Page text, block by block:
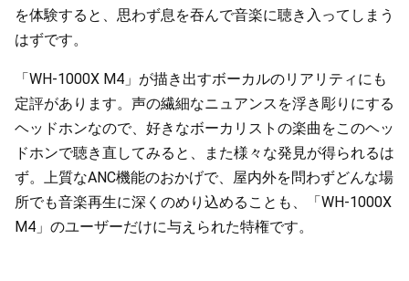
を体験すると、思わず息を吞んで音楽に聴き入ってしまう
はずです。
「WH-1000X M4」が描き出すボーカルのリアリティにも
定評があります。声の繊細なニュアンスを浮き彫りにする
ヘッドホンなので、好きなボーカリストの楽曲をこのヘッ
ドホンで聴き直してみると、また様々な発見が得られるは
ず。上質なANC機能のおかげで、屋内外を問わずどんな場
所でも音楽再生に深くのめり込めることも、「WH-1000X
M4」のユーザーだけに与えられた特権です。